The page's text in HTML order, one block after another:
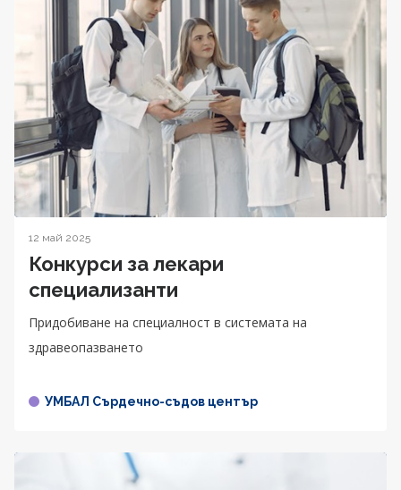
12 май 2025
Конкурси за лекари
специализанти
Придобиване на специалност в системата на
здравеопазването
УМБАЛ Сърдечно-съдов център